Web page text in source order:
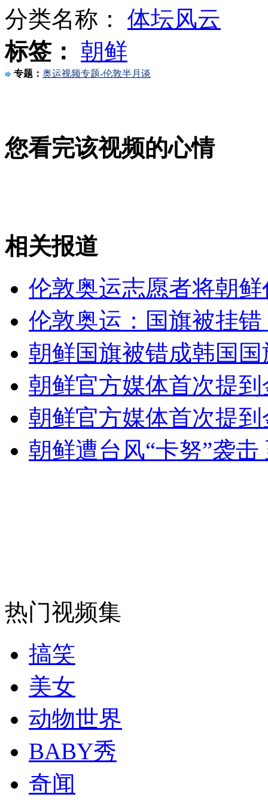
俄军用列车起火引发森林火灾
山西运城恶犬咬伤多人 警民合力深夜将其击毙
女孩北京地铁殴打老人 痛下狠手拳打脚踢
无痛分娩是否安全 医生回应
外交部：反对强权政治霸凌主义
外交部：有关国家言论片面不公正
纽约上演“枕头大战”
司机酒驾遇交警 急速倒车逃窜
分类名称： 体坛风云
标签： 朝鲜
专题： 奥运视频专题-伦敦半月谈
您看完该视频的心情
相关报道
伦敦奥运志愿者将朝
伦敦奥运：国旗被挂错
朝鲜国旗被错成韩国
朝鲜官方媒体首次提
朝鲜官方媒体首次提
朝鲜遭台风“卡努”袭
热门视频集
搞笑
美女
动物世界
BABY秀
奇闻